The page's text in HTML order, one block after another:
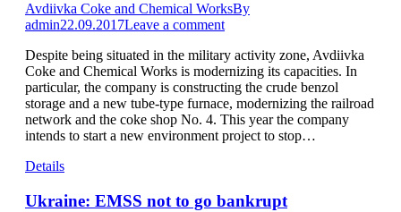
Avdiivka Coke and Chemical WorksBy
admin22.09.2017Leave a comment
Despite being situated in the military activity zone, Avdiivka
Coke and Chemical Works is modernizing its capacities. In
particular, the company is constructing the crude benzol
storage and a new tube-type furnace, modernizing the railroad
network and the coke shop No. 4. This year the company
intends to start a new environment project to stop…
Details
Ukraine: EMSS not to go bankrupt